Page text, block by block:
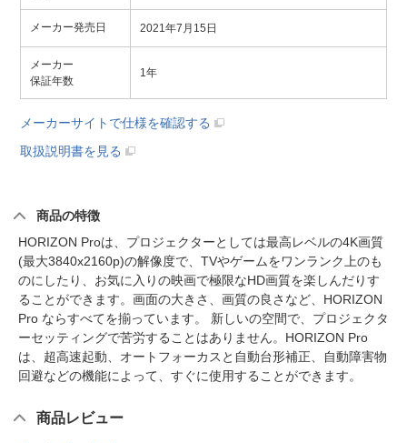
メーカー発売日 2021年7月15日
メーカー
保証年数
1年
メーカーサイトで仕様を確認する
取扱説明書を見る
商品の特徴
HORIZON Proは、プロジェクターとしては最高レベルの4K画質
(最大3840x2160p)の解像度で、TVやゲームをワンランク上のも
のにしたり、お気に入りの映画で極限なHD画質を楽しんだりす
ることができます。画面の大きさ、画質の良さなど、HORIZON
Pro ならすべてを揃っています。 新しいの空間で、プロジェクタ
ーセッティングで苦労することはありません。HORIZON Pro
は、超高速起動、オートフォーカスと自動台形補正、自動障害物
回避などの機能によって、すぐに使用することができます。
商品レビュー